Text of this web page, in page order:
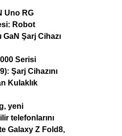
Uno RG
Robot
GaN Şarj Cihazı
Serisi
Şarj Cihazını
Kulaklık
yeni
telefonlarını
Galaxy Z Fold8,